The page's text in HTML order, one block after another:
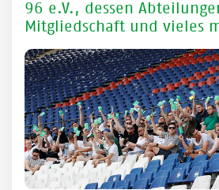
96 e.V., dessen
Mitgliedschaft und vieles